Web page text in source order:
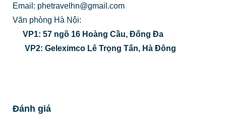
Email: phetravelhn@gmail.com
Văn phòng Hà Nội:
VP1: 57 ngõ 16 Hoàng Cầu, Đống Đa
VP2: Geleximco Lê Trọng Tấn, Hà Đông
Đánh giá